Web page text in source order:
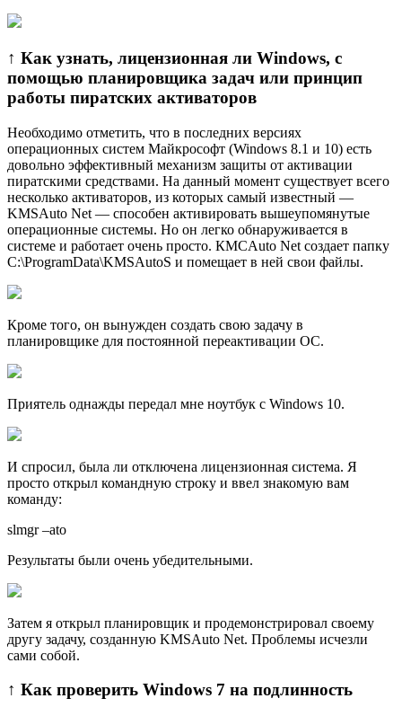
↑ Как узнать, лицензионная ли Windows, с
помощью планировщика задач или принцип
работы пиратских активаторов
Необходимо отметить, что в последних версиях
операционных систем Майкрософт (Windows 8.1 и 10) есть
довольно эффективный механизм защиты от активации
пиратскими средствами. На данный момент существует всего
несколько активаторов, из которых самый известный —
KMSAuto Net — способен активировать вышеупомянутые
операционные системы. Но он легко обнаруживается в
системе и работает очень просто. КМСAuto Net создает папку
C:\ProgramData\KMSAutoS и помещает в ней свои файлы.
Кроме того, он вынужден создать свою задачу в
планировщике для постоянной переактивации ОС.
Приятель однажды передал мне ноутбук с Windows 10.
И спросил, была ли отключена лицензионная система. Я
просто открыл командную строку и ввел знакомую вам
команду:
slmgr –ato
Результаты были очень убедительными.
Затем я открыл планировщик и продемонстрировал своему
другу задачу, созданную KMSAuto Net. Проблемы исчезли
сами собой.
↑ Как проверить Windows 7 на подлинность